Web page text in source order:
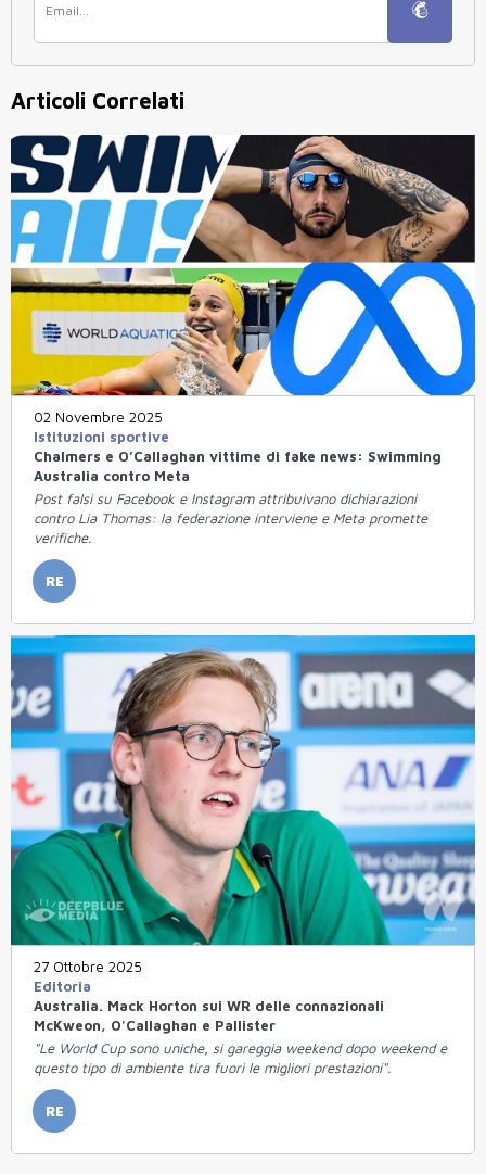
Articoli Correlati
02 Novembre 2025
Istituzioni sportive
Chalmers e O’Callaghan vittime di fake news: Swimming
Australia contro Meta
Post falsi su Facebook e Instagram attribuivano dichiarazioni
contro Lia Thomas: la federazione interviene e Meta promette
verifiche.
RE
27 Ottobre 2025
Editoria
Australia. Mack Horton sui WR delle connazionali
McKweon, O'Callaghan e Pallister
"Le World Cup sono uniche, si gareggia weekend dopo weekend e
questo tipo di ambiente tira fuori le migliori prestazioni".
RE